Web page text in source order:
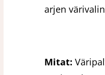
arjen
Mitat: